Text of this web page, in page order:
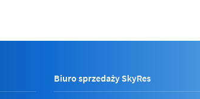
Biuro sprzedaży SkyRes